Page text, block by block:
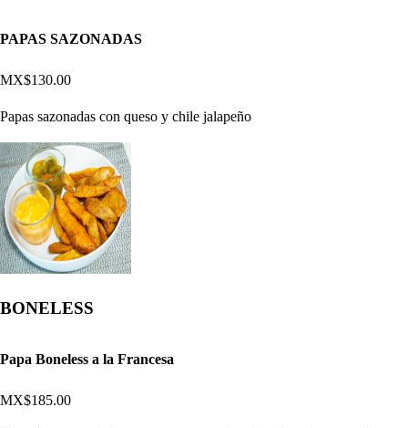
PAPAS SAZONADAS
MX$130.00
Papas sazonadas con queso y chile jalapeño
BONELESS
Papa Boneless a la Francesa
MX$185.00